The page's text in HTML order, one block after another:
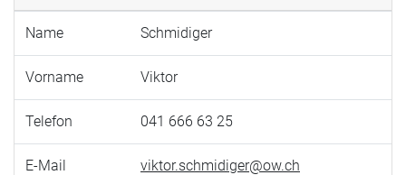
Name Schmidiger
Vorname Viktor
Telefon 041 666 63 25
E-Mail viktor.schmidiger@ow.ch